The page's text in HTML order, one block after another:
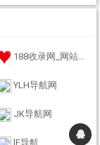
188收录网_网站收录-友情链接交换-网址收录-自动秒收录
YLH导航网
JK导航网
lF导航